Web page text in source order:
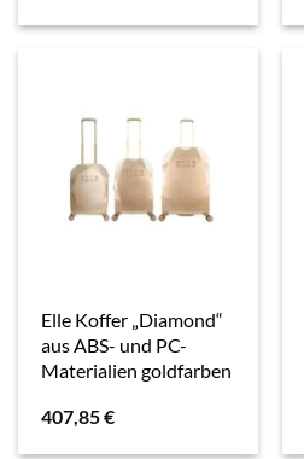
Elle Koffer „Diamond“
aus ABS- und PC-
Materialien goldfarben
407,85€